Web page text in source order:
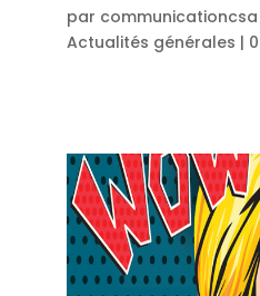
par communicationcsa
Actualités générales |